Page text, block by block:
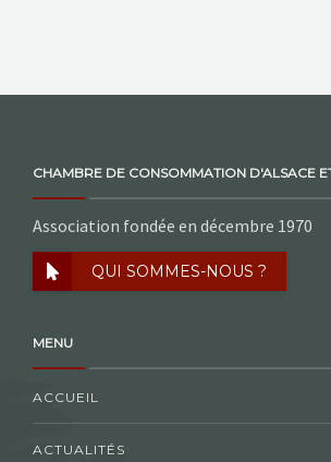
CHAMBRE DE CONSOMMATION D'ALSACE
Association fondée en décembre 1970
QUI SOMMES-NOUS ?
MENU
ACCUEIL
ACTUALITÉS